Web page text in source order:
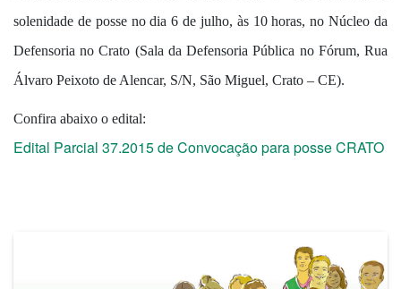
solenidade de posse no dia 6 de julho, às 10 horas, no Núcleo da
Defensoria no Crato (Sala da Defensoria Pública no Fórum, Rua
Álvaro Peixoto de Alencar, S/N, São Miguel, Crato – CE).
Confira abaixo o edital:
Edital Parcial 37.2015 de Convocação para posse CRATO